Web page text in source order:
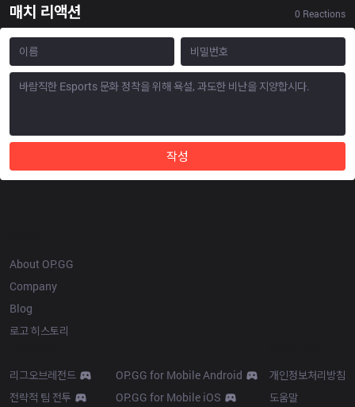
매치 리액션 0 Reactions
작성
About OP.GG
Company
Blog
로고 히스토리
리그오브레전드
전략적 팀 전투
OP.GG for Mobile Android
OP.GG for Mobile iOS
개인정보처리방침
도움말